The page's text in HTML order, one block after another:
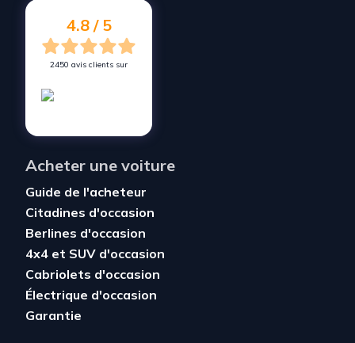
Vendez votre voiture à
4.8 / 5
2450 avis clients sur
Acheter une voiture
Guide de l'acheteur
Citadines d'occasion
Berlines d'occasion
4x4 et SUV d'occasion
Cabriolets d'occasion
Électrique d'occasion
Garantie